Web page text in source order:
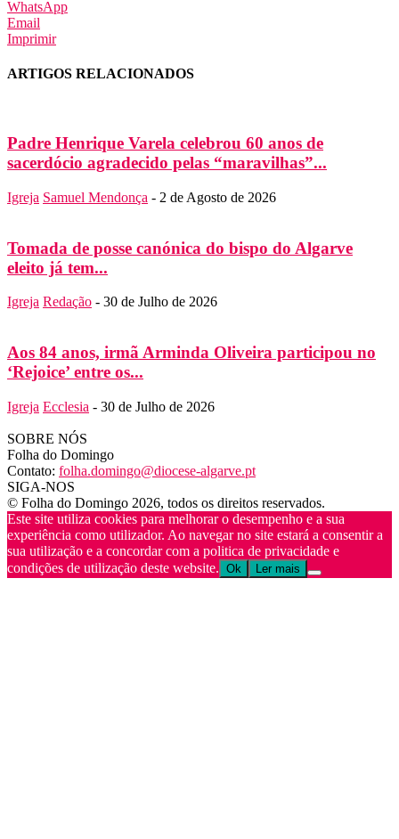
WhatsApp
Email
Imprimir
ARTIGOS RELACIONADOS
Padre Henrique Varela celebrou 60 anos de
sacerdócio agradecido pelas “maravilhas”...
Igreja Samuel Mendonça - 2 de Agosto de 2026
Tomada de posse canónica do bispo do Algarve
eleito já tem...
Igreja Redação - 30 de Julho de 2026
Aos 84 anos, irmã Arminda Oliveira participou no
‘Rejoice’ entre os...
Igreja Ecclesia - 30 de Julho de 2026
SOBRE NÓS
Folha do Domingo
Contato: folha.domingo@diocese-algarve.pt
SIGA-NOS
© Folha do Domingo 2026, todos os direitos reservados.
Este site utiliza cookies para melhorar o desempenho e a sua
experiência como utilizador. Ao navegar no site estará a consentir a
sua utilização e a concordar com a politica de privacidade e
condições de utilização deste website. Ok Ler mais